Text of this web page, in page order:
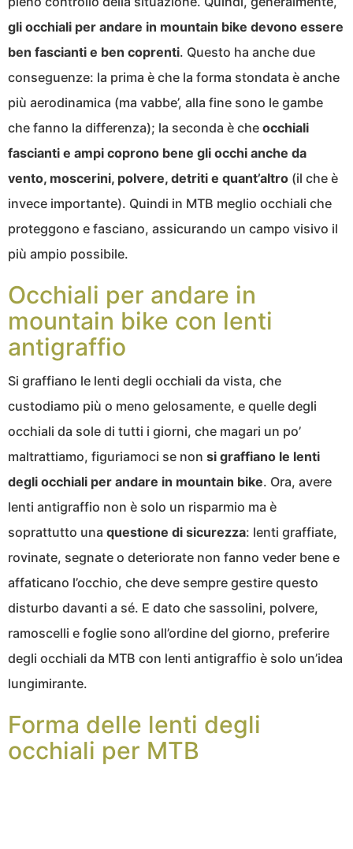
gli occhiali per andare in mountain bike devono essere
ben fascianti e ben coprenti. Questo ha anche due
conseguenze: la prima è che la forma stondata è anche
più aerodinamica (ma vabbe’, alla fine sono le gambe
che fanno la differenza); la seconda è che occhiali
fascianti e ampi coprono bene gli occhi anche da
vento, moscerini, polvere, detriti e quant’altro (il che è
invece importante). Quindi in MTB meglio occhiali che
proteggono e fasciano, assicurando un campo visivo il
più ampio possibile.
Occhiali per andare in
mountain bike con lenti
antigraffio
Si graffiano le lenti degli occhiali da vista, che
custodiamo più o meno gelosamente, e quelle degli
occhiali da sole di tutti i giorni, che magari un po’
maltrattiamo, figuriamoci se non si graffiano le lenti
degli occhiali per andare in mountain bike. Ora, avere
lenti antigraffio non è solo un risparmio ma è
soprattutto una questione di sicurezza: lenti graffiate,
rovinate, segnate o deteriorate non fanno veder bene e
affaticano l’occhio, che deve sempre gestire questo
disturbo davanti a sé. E dato che sassolini, polvere,
ramoscelli e foglie sono all’ordine del giorno, preferire
degli occhiali da MTB con lenti antigraffio è solo un’idea
lungimirante.
Forma delle lenti degli
occhiali per MTB